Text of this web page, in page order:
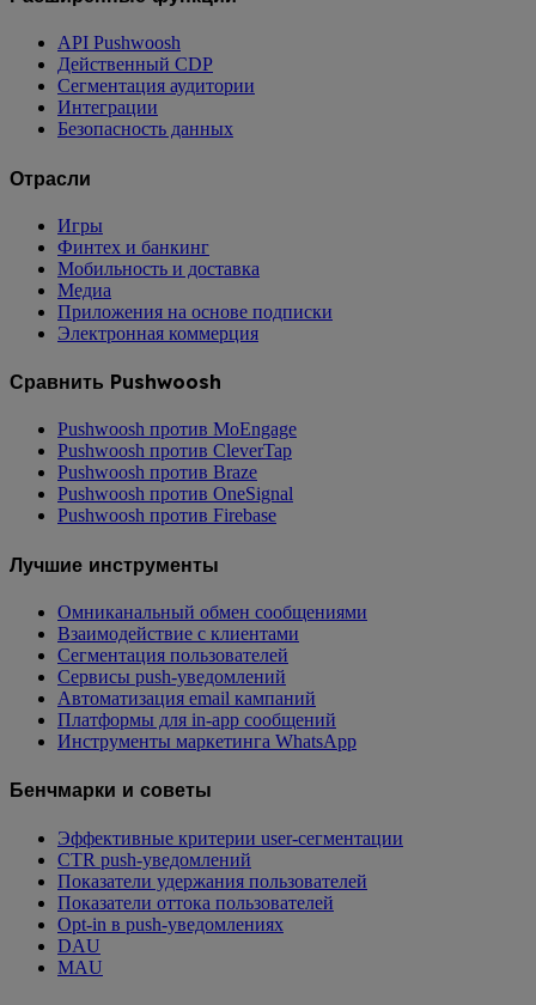
API Pushwoosh
Действенный CDP
Сегментация аудитории
Интеграции
Безопасность данных
Отрасли
Игры
Финтех и банкинг
Мобильность и доставка
Медиа
Приложения на основе подписки
Электронная коммерция
Сравнить Pushwoosh
Pushwoosh против MoEngage
Pushwoosh против CleverTap
Pushwoosh против Braze
Pushwoosh против OneSignal
Pushwoosh против Firebase
Лучшие инструменты
Омниканальный обмен сообщениями
Взаимодействие с клиентами
Сегментация пользователей
Сервисы push-уведомлений
Автоматизация email кампаний
Платформы для in-app сообщений
Инструменты маркетинга WhatsApp
Бенчмарки и советы
Эффективные критерии user-сегментации
CTR push-уведомлений
Показатели удержания пользователей
Показатели оттока пользователей
Opt-in в push-уведомлениях
DAU
MAU